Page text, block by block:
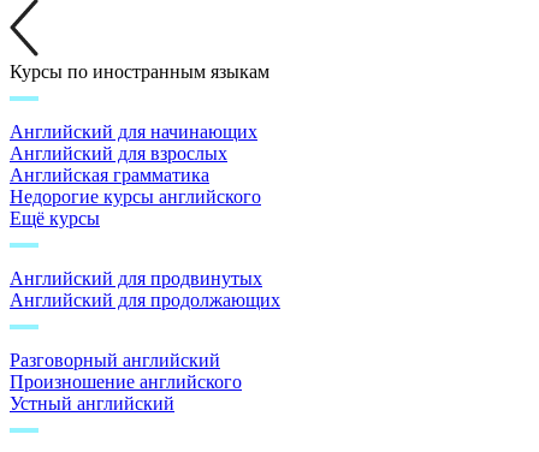
Курсы по иностранным языкам
Английский для начинающих
Английский для взрослых
Английская грамматика
Недорогие курсы английского
Ещё курсы
Английский для продвинутых
Английский для продолжающих
Разговорный английский
Произношение английского
Устный английский